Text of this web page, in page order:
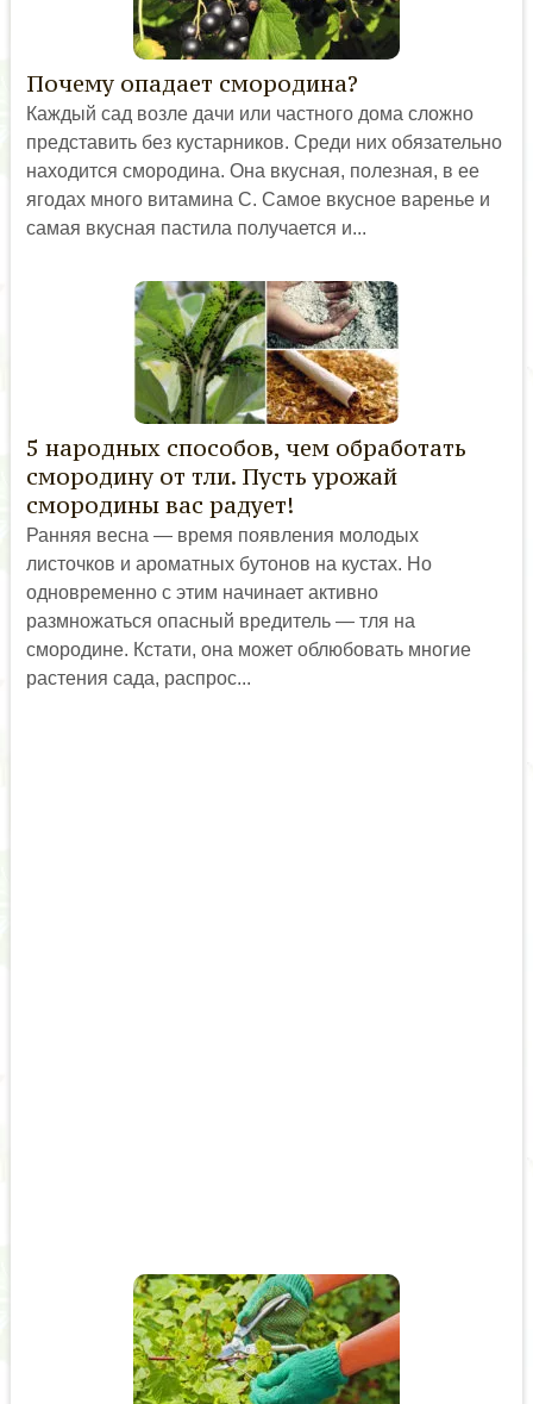
Почему опадает смородина?
Каждый сад возле дачи или частного дома сложно
представить без кустарников. Среди них обязательно
находится смородина. Она вкусная, полезная, в ее
ягодах много витамина С. Самое вкусное варенье и
самая вкусная пастила получается и...
5 народных способов, чем обработать
смородину от тли. Пусть урожай
смородины вас радует!
Ранняя весна — время появления молодых
листочков и ароматных бутонов на кустах. Но
одновременно с этим начинает активно
размножаться опасный вредитель — тля на
смородине. Кстати, она может облюбовать многие
растения сада, распрос...